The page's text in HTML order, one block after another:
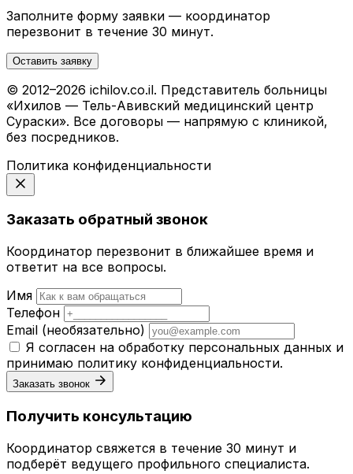
Заполните форму заявки — координатор
перезвонит в течение 30 минут.
Оставить заявку
© 2012–2026 ichilov.co.il. Представитель больницы
«Ихилов — Тель-Авивский медицинский центр
Сураски». Все договоры — напрямую с клиникой,
без посредников.
Политика конфиденциальности
Заказать обратный звонок
Координатор перезвонит в ближайшее время и
ответит на все вопросы.
Имя
Телефон
Email (необязательно)
Я согласен на обработку персональных данных и
принимаю политику конфиденциальности.
Заказать звонок
Получить консультацию
Координатор свяжется в течение 30 минут и
подберёт ведущего профильного специалиста.